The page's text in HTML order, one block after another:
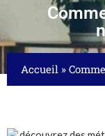
Accueil »